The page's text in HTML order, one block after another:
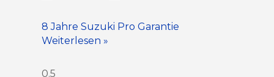
8 Jahre Suzuki Pro Garantie
Weiterlesen »